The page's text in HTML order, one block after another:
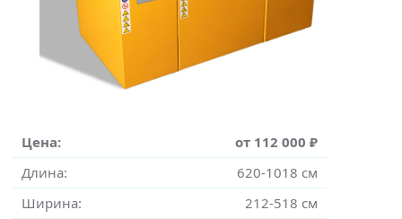
Цена:
от 112 000 ₽
Длина:
620-1018 см
Ширина:
212-518 см